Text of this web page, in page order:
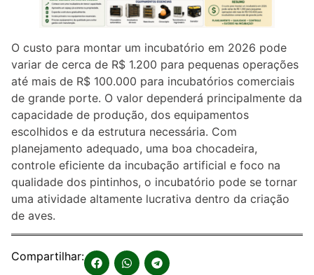
O custo para montar um incubatório em 2026 pode
variar de cerca de R$ 1.200 para pequenas operações
até mais de R$ 100.000 para incubatórios comerciais
de grande porte. O valor dependerá principalmente da
capacidade de produção, dos equipamentos
escolhidos e da estrutura necessária. Com
planejamento adequado, uma boa chocadeira,
controle eficiente da incubação artificial e foco na
qualidade dos pintinhos, o incubatório pode se tornar
uma atividade altamente lucrativa dentro da criação
de aves.
Compartilhar: